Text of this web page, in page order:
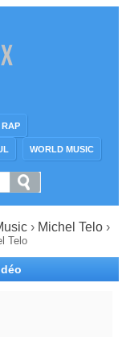
RAP
WORLD MUSIC
› Michel Telo ›
Telo